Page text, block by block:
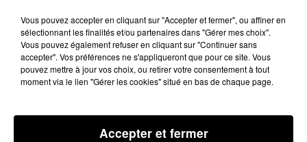
7 mai 2024 - 1 min 14 sec
L'AGENDA DU BÉARN DU 07/05/2024 À 10H44
Vous pouvez accepter en cliquant sur "Accepter et fermer", ou affiner en
sélectionnant les finalités et/ou partenaires dans "Gérer mes choix".
Vous pouvez également refuser en cliquant sur "Continuer sans
accepter". Vos préférences ne s'appliqueront que pour ce site. Vous
pouvez mettre à jour vos choix, ou retirer votre consentement à tout
moment via le lien "Gérer les cookies" situé en bas de chaque page.
Accepter et fermer